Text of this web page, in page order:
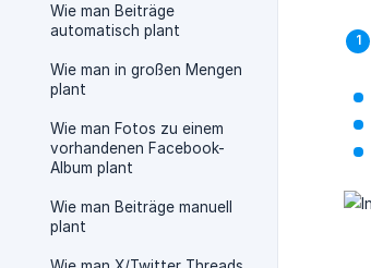
Wie man Beiträge
automatisch plant
Wie man in großen Mengen
plant
Wie man Fotos zu einem
vorhandenen Facebook-
Album plant
Wie man Beiträge manuell
plant